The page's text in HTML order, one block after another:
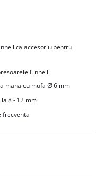
ca accesoriu pentru
Einhell
mana cu mufa Ø 6 mm
8 - 12 mm
frecventa